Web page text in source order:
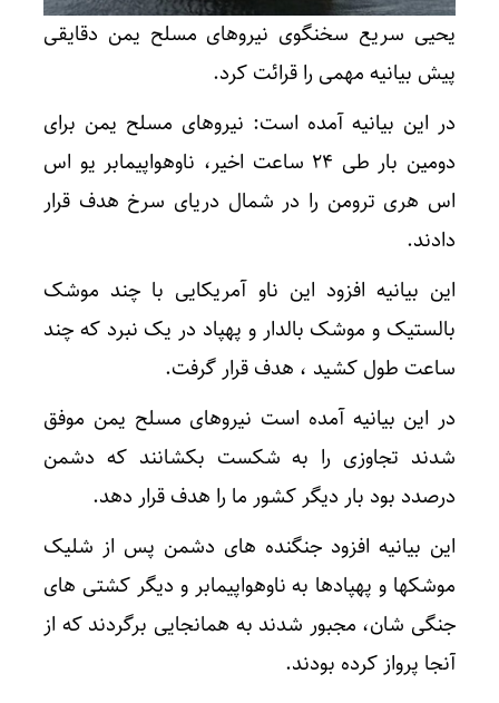
یحیی سریع سخنگوی نیروهای مسلح یمن دقایقی
پیش بیانیه مهمی را قرائت کرد.
در این بیانیه آمده است: نیروهای مسلح یمن برای
دومین بار طی 24 ساعت اخیر، ناوهواپیمابر یو اس
اس هری ترومن را در شمال دریای سرخ هدف قرار
دادند.
این بیانیه افزود این ناو آمریکایی با چند موشک
بالستیک و موشک بالدار و پهپاد در یک نبرد که چند
ساعت طول کشید ، هدف قرار گرفت.
در این بیانیه آمده است نیروهای مسلح یمن موفق
شدند تجاوزی را به شکست بکشانند که دشمن
درصدد بود بار دیگر کشور ما را هدف قرار دهد.
این بیانیه افزود جنگنده های دشمن پس از شلیک
موشکها و پهپادها به ناوهواپیمابر و دیگر کشتی های
جنگی شان، مجبور شدند به همانجایی برگردند که از
آنجا پرواز کرده بودند.